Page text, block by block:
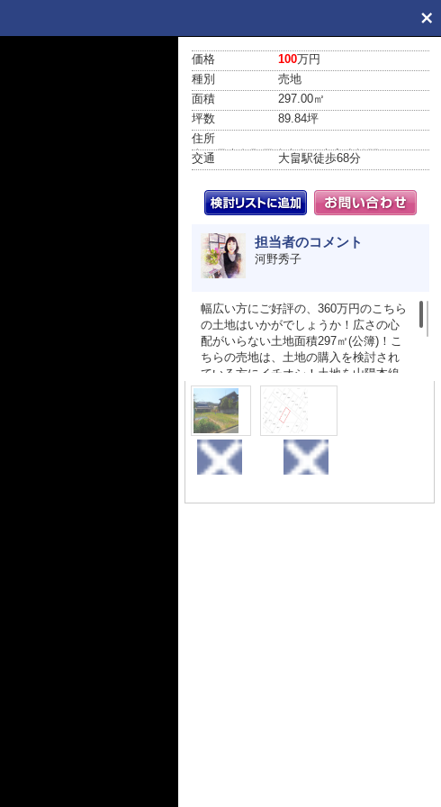
価格 100万円
種別
売地
面積
297.00㎡
坪数
89.84坪
住所
山口県大島郡周防大島町大字小松開作
交通 大畠駅徒歩68分
担当者のコメント
河野秀子
幅広い方にご好評の、360万円のこちら
の土地はいかがでしょうか！広さの心
配がいらない土地面積297㎡(公簿)！こ
ちらの売地は、土地の購入を検討され
ている方にイチオシ！土地を山陽本線
大畠周辺で購入しませんか！0820-22-
5020または、info@t-rexfs.co.jpからテ
ィーレックスまでお問い合わせくださ
いませ(^o^)
外観 土地図